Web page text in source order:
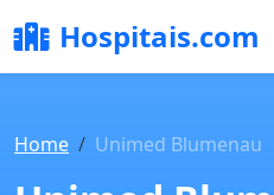
Hospitais.com
Home Unimed Blumenau